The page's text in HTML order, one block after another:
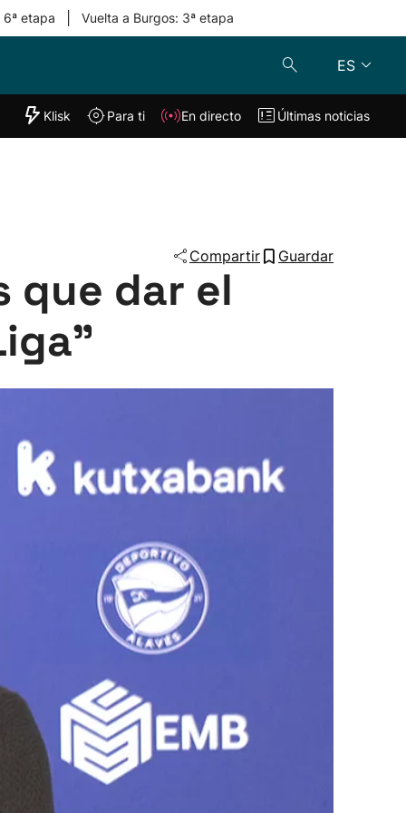
6ª etapa Vuelta a Burgos: 3ª etapa
ES
"Helmuga"
Klisk En directo
Klisk Para ti En directo Últimas noticias
Compartir Guardar
que dar el